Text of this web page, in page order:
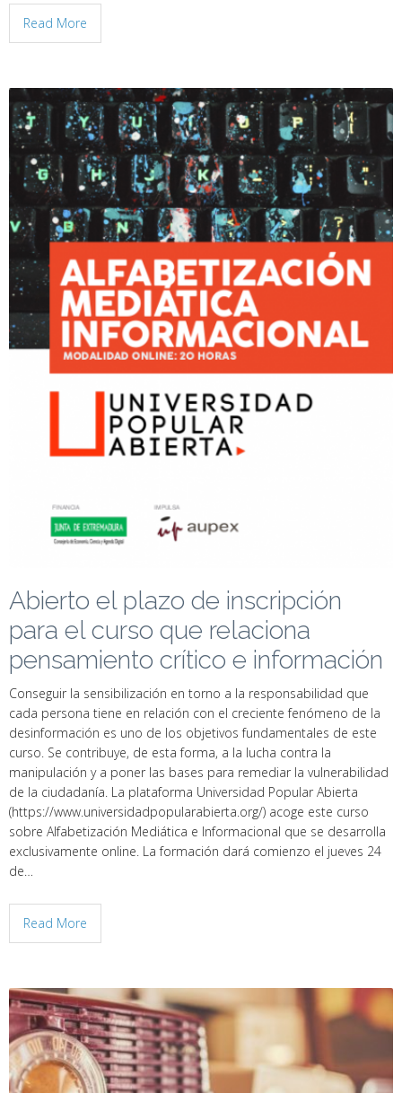
Read More
Abierto el plazo de inscripción
para el curso que relaciona
pensamiento crítico e información
Conseguir la sensibilización en torno a la responsabilidad que
cada persona tiene en relación con el creciente fenómeno de la
desinformación es uno de los objetivos fundamentales de este
curso. Se contribuye, de esta forma, a la lucha contra la
manipulación y a poner las bases para remediar la vulnerabilidad
de la ciudadanía. La plataforma Universidad Popular Abierta
(https://www.universidadpopularabierta.org/) acoge este curso
sobre Alfabetización Mediática e Informacional que se desarrolla
exclusivamente online. La formación dará comienzo el jueves 24
de…
Read More